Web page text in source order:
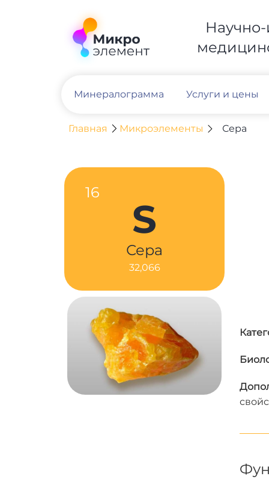
Минералограмма Услуги и цены
Главная Микроэлементы Сера
16
S
Сера
32,066